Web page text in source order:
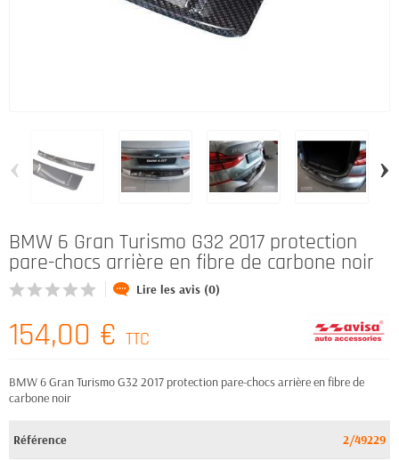
‹ ›
BMW 6 Gran Turismo G32 2017 protection
pare-chocs arrière en fibre de carbone noir
Lire les avis (0)
154,00 € TTC
BMW 6 Gran Turismo G32 2017 protection pare-chocs arrière en fibre de
carbone noir
Référence 2/49229